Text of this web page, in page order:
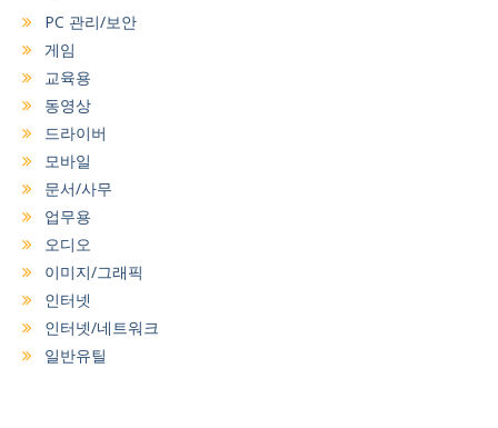
PC 관리/보안
게임
교육용
동영상
드라이버
모바일
문서/사무
업무용
오디오
이미지/그래픽
인터넷
인터넷/네트워크
일반유틸